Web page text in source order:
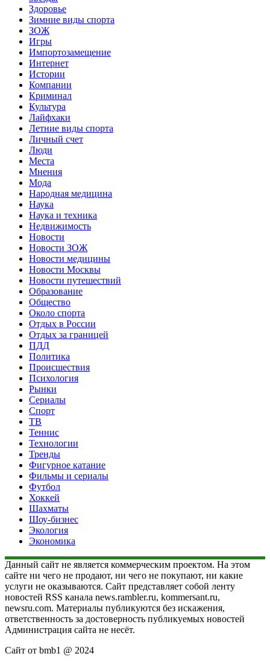
Здоровье
Зимние виды спорта
ЗОЖ
Игры
Импортозамещение
Интернет
Истории
Компании
Криминал
Культура
Лайфхаки
Летние виды спорта
Личный счет
Люди
Места
Мнения
Мода
Народная медицина
Наука
Наука и техника
Недвижимость
Новости
Новости ЗОЖ
Новости медицины
Новости Москвы
Новости путешествий
Образование
Общество
Около спорта
Отдых в России
Отдых за границей
ПДД
Политика
Происшествия
Психология
Рынки
Сериалы
Спорт
ТВ
Теннис
Технологии
Тренды
Фигурное катание
Фильмы и сериалы
Футбол
Хоккей
Шахматы
Шоу-бизнес
Экология
Экономика
Данный сайт не является коммерческим проектом. На этом
сайте ни чего не продают, ни чего не покупают, ни какие
услуги не оказываются. Сайт представляет собой ленту
новостей RSS канала news.rambler.ru, kommersant.ru,
newsru.com. Материалы публикуются без искажения,
ответственность за достоверность публикуемых новостей
Администрация сайта не несёт.
Сайт от bmb1 @ 2024